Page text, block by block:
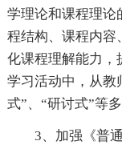
学理论和课程理论
程结构、课程内容
化课程理解能力，
学习活动中，从教
式”、“研讨式”等
3、加强《普